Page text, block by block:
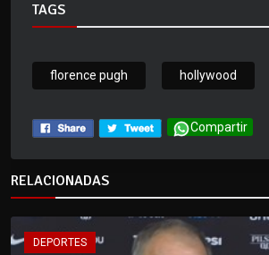
TAGS
florence pugh hollywood
Compartir
RELACIONADAS
DEPORTES